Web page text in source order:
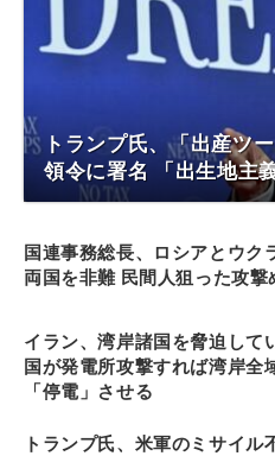
トランプ氏、「出産ツ
領令に署名 「出生地主
国連事務総長、ロシアとウク
両国を非難 民間人狙った攻撃
イラン、湾岸諸国を脅迫して
国が発電所攻撃すれば湾岸全
「停電」させる
トランプ氏、米軍のミサイル